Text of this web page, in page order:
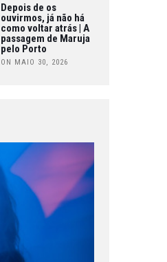
Depois de os
ouvirmos, já não há
como voltar atrás | A
passagem de Maruja
pelo Porto
ON MAIO 30, 2026